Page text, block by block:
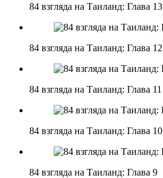
84 взгляда на Таиланд: Глава 13
84 взгляда на Таиланд: Глава 12
84 взгляда на Таиланд: Глава 11
84 взгляда на Таиланд: Глава 10
84 взгляда на Таиланд: Глава 9